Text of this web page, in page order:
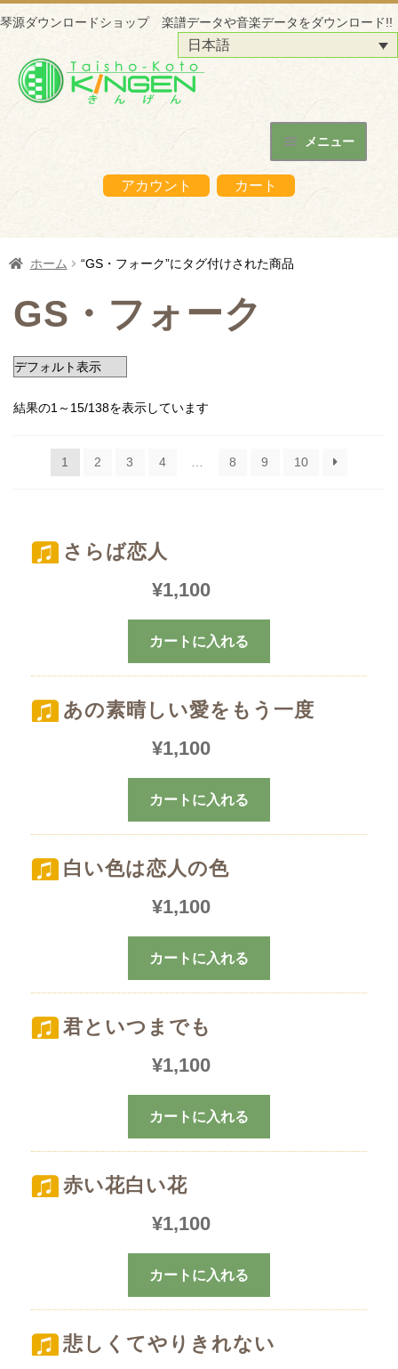
琴源ダウンロードショップ 楽譜データや音楽データをダウンロード!!
日本語
ナ
ビ
キ
プ
コ
ン
プ
メニュー
はじめての方へ
ご購入の流れ
商品販売サイトへ
アカウント カート
ホーム “GS・フォーク”にタグ付けされた商品
GS・フォーク
結果の1～15/138を表示しています
1 2 3 4 … 8 9 10
さらば恋人
¥1,100
カートに入れる
あの素晴しい愛をもう一度
¥1,100
カートに入れる
白い色は恋人の色
¥1,100
カートに入れる
君といつまでも
¥1,100
カートに入れる
赤い花白い花
¥1,100
カートに入れる
悲しくてやりきれない